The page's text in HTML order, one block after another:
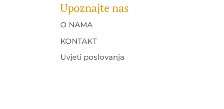
Upoznajte nas
O NAMA
KONTAKT
Uvjeti poslovanja